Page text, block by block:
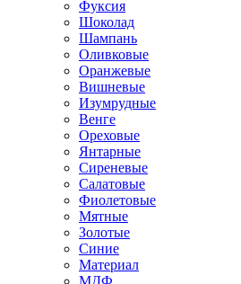
Фуксия
Шоколад
Шампань
Оливковые
Оранжевые
Вишневые
Изумрудные
Венге
Ореховые
Янтарные
Сиреневые
Салатовые
Фиолетовые
Мятные
Золотые
Синие
Материал
МДФ